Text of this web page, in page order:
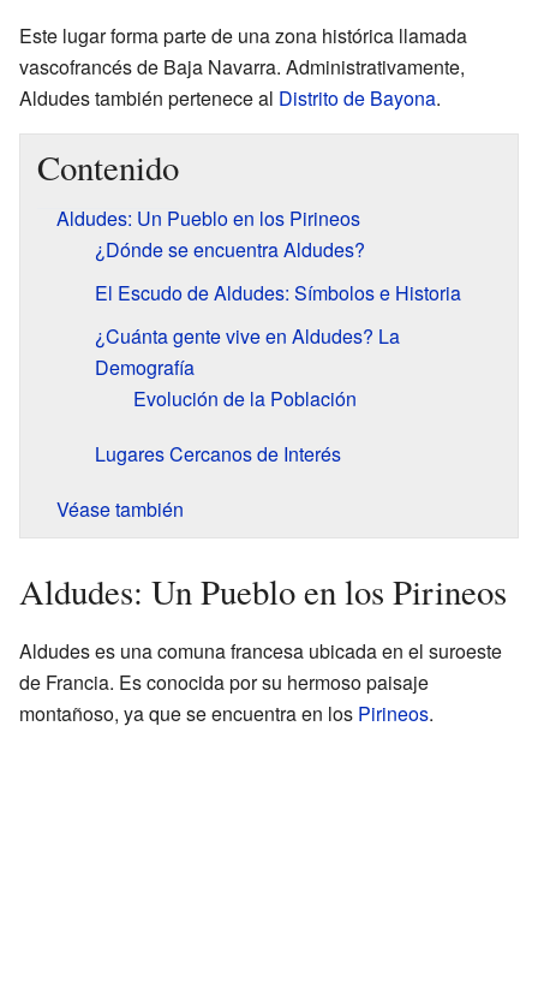
Este lugar forma parte de una zona histórica llamada
vascofrancés de Baja Navarra. Administrativamente,
Aldudes también pertenece al Distrito de Bayona.
Contenido
Aldudes: Un Pueblo en los Pirineos
¿Dónde se encuentra Aldudes?
El Escudo de Aldudes: Símbolos e Historia
¿Cuánta gente vive en Aldudes? La
Demografía
Evolución de la Población
Lugares Cercanos de Interés
Véase también
Aldudes: Un Pueblo en los Pirineos
Aldudes es una comuna francesa ubicada en el suroeste
de Francia. Es conocida por su hermoso paisaje
montañoso, ya que se encuentra en los Pirineos.